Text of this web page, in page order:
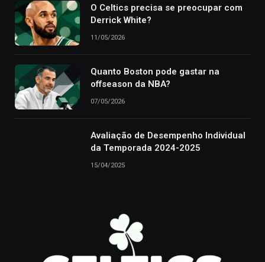
O Celtics precisa se preocupar com
Derrick White?
11/05/2026
Quanto Boston pode gastar na
offseason da NBA?
07/05/2026
Avaliação de Desempenho Individual
da Temporada 2024-2025
15/04/2025